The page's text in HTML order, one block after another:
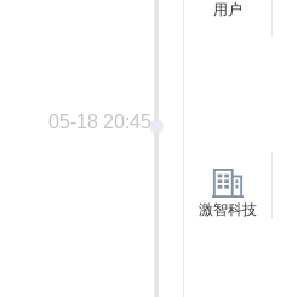
05-18 20:45
用户
激智科技